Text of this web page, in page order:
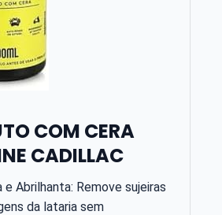
COM CERA
CADILLAC
e Abrilhanta: Remove sujeiras
da lataria sem